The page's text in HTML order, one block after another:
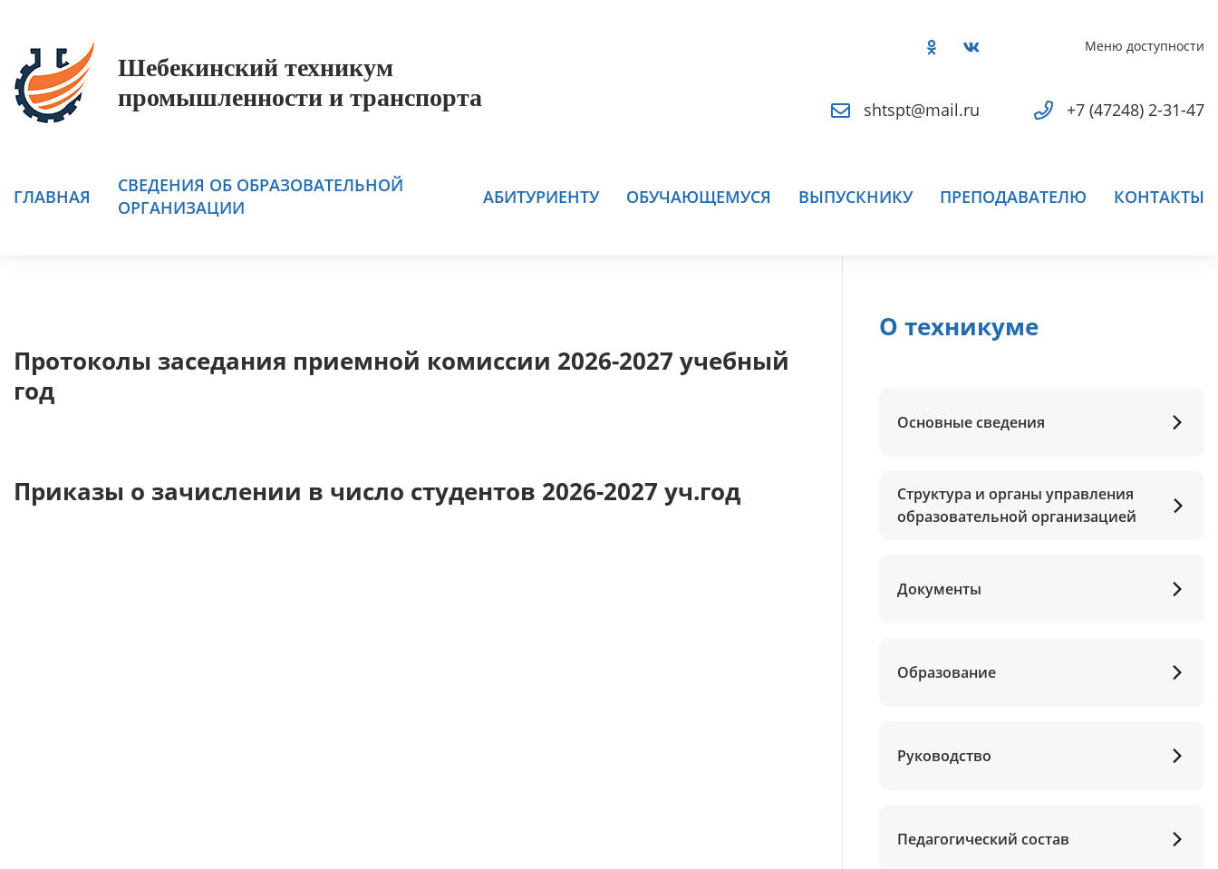
Шебекинский техникум
промышленности и транспорта
Меню доступности
shtspt@mail.ru +7 (47248) 2-31-47
ГЛАВНАЯ
СВЕДЕНИЯ ОБ ОБРАЗОВАТЕЛЬНОЙ
ОРГАНИЗАЦИИ
АБИТУРИЕНТУ ОБУЧАЮЩЕМУСЯ ВЫПУСКНИКУ ПРЕПОДАВАТЕЛЮ КОНТАКТЫ
Протоколы заседания приемной комиссии 2026-2027 учебный
год
Приказы о зачислении в число студентов 2026-2027 уч.год
О техникуме
Основные сведения
Структура и органы управления
образовательной организацией
Документы
Образование
Руководство
Педагогический состав